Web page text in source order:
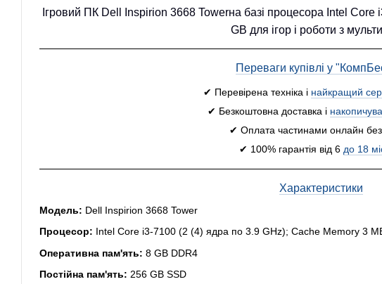
Ігровий ПК Dell Inspirion 3668 Towerна базі процесора Intel Core
GB для ігор і роботи з
Переваги купівлі у
✔ Перевірена техніка і найкращий
✔ Безкоштовна доставка і
✔ Оплата частинами онлайн без
✔ 100% гарантія від 6 до 18
Характеристики
Модель: Dell Inspirion 3668 Tower
Процесор: Intel Core i3-7100 (2 (4) ядра по 3.9 GHz); Cache Memory 3
Оперативна пам'ять: 8 GB DDR4
Постійна пам'ять: 256 GB SSD